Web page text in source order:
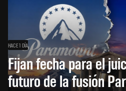
HACE 1 DÍA
Fijan fecha para el
futuro de la fusión